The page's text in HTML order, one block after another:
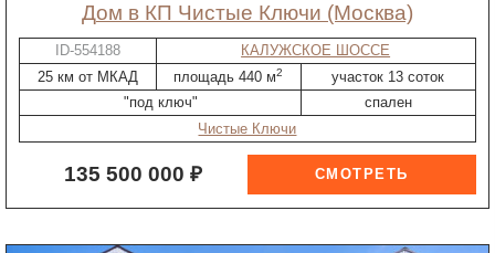
дом в КП Чистые Ключи (Москва)
ID-554188
КАЛУЖСКОЕ ШОССЕ
25 км от МКАД
площадь 440 м2
участок 13 соток
"под ключ"
спален
Чистые Ключи
135 500 000 ₽